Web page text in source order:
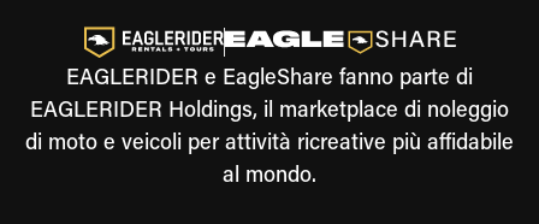
EAGLERIDER e EagleShare fanno parte di
EAGLERIDER Holdings, il marketplace di noleggio
di moto e veicoli per attività ricreative più affidabile
al mondo.